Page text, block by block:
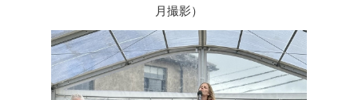
月撮影）